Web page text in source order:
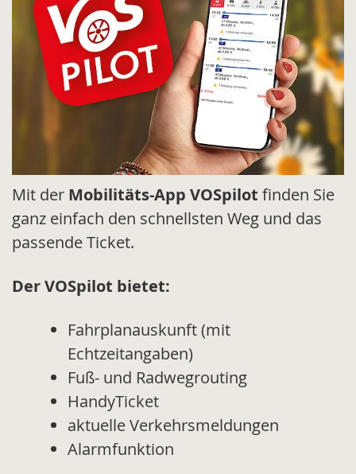
Mit der Mobilitäts-App VOSpilot finden Sie
ganz einfach den schnellsten Weg und das
passende Ticket.
Der VOSpilot bietet:
Fahrplanauskunft (mit
Echtzeitangaben)
Fuß- und Radwegrouting
HandyTicket
aktuelle Verkehrsmeldungen
Alarmfunktion